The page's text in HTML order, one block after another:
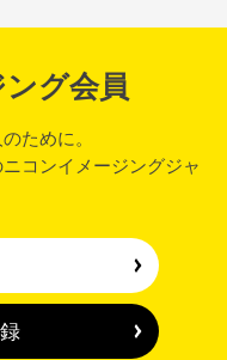
グ会員
ために。
コンイメージングジャ